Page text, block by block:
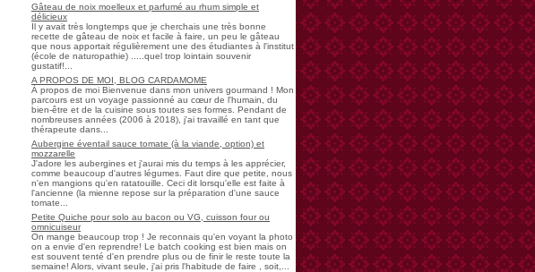
Gâteau de noix moelleux et parfumé au rhum simple et
délicieux
Il y avait très longtemps que je cherchais une très bonne
recette de gâteau de noix et facile à faire, un peu le gâteau
que nous apportait régulièrement une des étudiantes à l'institut
(école de naturopathie) .....quel trop lointain souvenir
gustatif!...
A PROPOS DE MOI, BLOG CARDAMOME
À propos de moi Bienvenue dans mon univers gourmand ! Mon
parcours est un voyage passionné au cœur de l'humain, du
bien-être et de la cuisine sous toutes ses formes. Pendant de
nombreuses années (2006 à 2018), j'ai travaillé en tant que
thérapeute dans...
Aubergine éventail sauce tomate (à la viande, option) et
mozzarelle
J'adore les aubergines et j'aurai mis du temps à les apprécier,
comme beaucoup d'autres légumes. Faut dire que petite, nous
n'en mangions qu'en ratatouille. Ceci dit lorsqu'elle est faite à
l'ancienne (la mienne repose sur la préparation d'une sauce
tomate...
Petite Quiche pour solo au bacon ou VG, cuisson four ou
omnicuiseur
On mange beaucoup trop ! Je reconnais qu'en voyant la photo
on a envie d'en reprendre! Le batch cooking est bien mais on
est souvent tenté d'en prendre plus ou de finir le reste toute la
semaine! Alors, vivant seule, j'ai pris l'habitude de faire , soit,...